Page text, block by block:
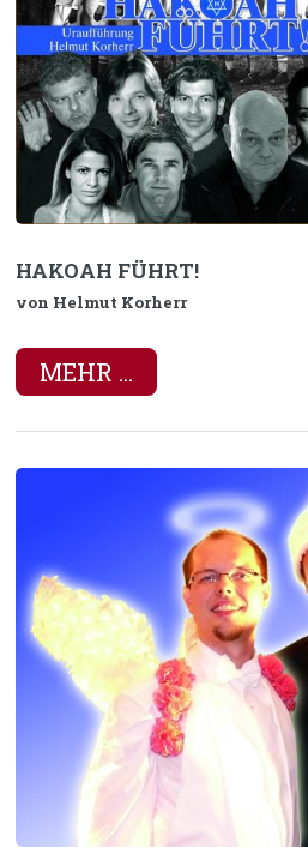
HAKOAH FÜHRT!
von Helmut Korherr
MEHR ...